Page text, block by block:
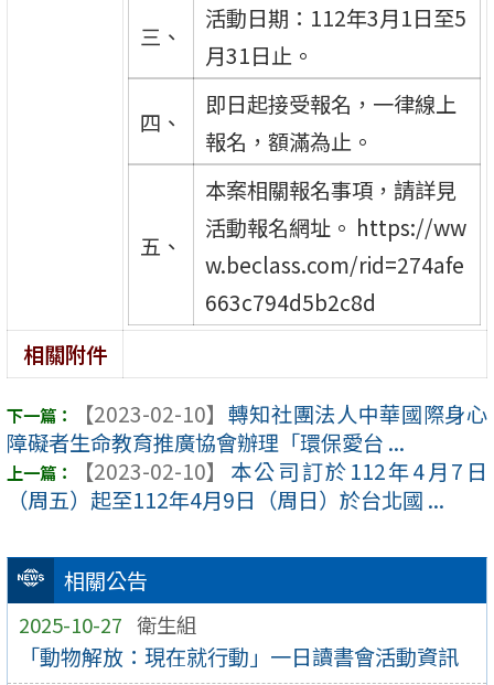
相關公告
2025-10-27 衛生組
「動物解放：現在就行動」一日讀書會活動資訊
三、
活動日期：112年3月1日至5
月31日止。
四、
即日起接受報名，一律線上
報名，額滿為止。
五、
本案相關報名事項，請詳見
活動報名網址。 https://ww
w.beclass.com/rid=274afe
663c794d5b2c8d
相關附件
【2023-02-10】 轉知社團法人中華國際身心
障礙者生命教育推廣協會辦理「環保愛台 ...
【2023-02-10】
本公司訂於112年4月7日
（周五）起至112年4月9日（周日）於台北國 ...